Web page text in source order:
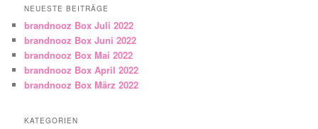
NEUESTE BEITRÄGE
brandnooz Box Juli 2022
brandnooz Box Juni 2022
brandnooz Box Mai 2022
brandnooz Box April 2022
brandnooz Box März 2022
KATEGORIEN